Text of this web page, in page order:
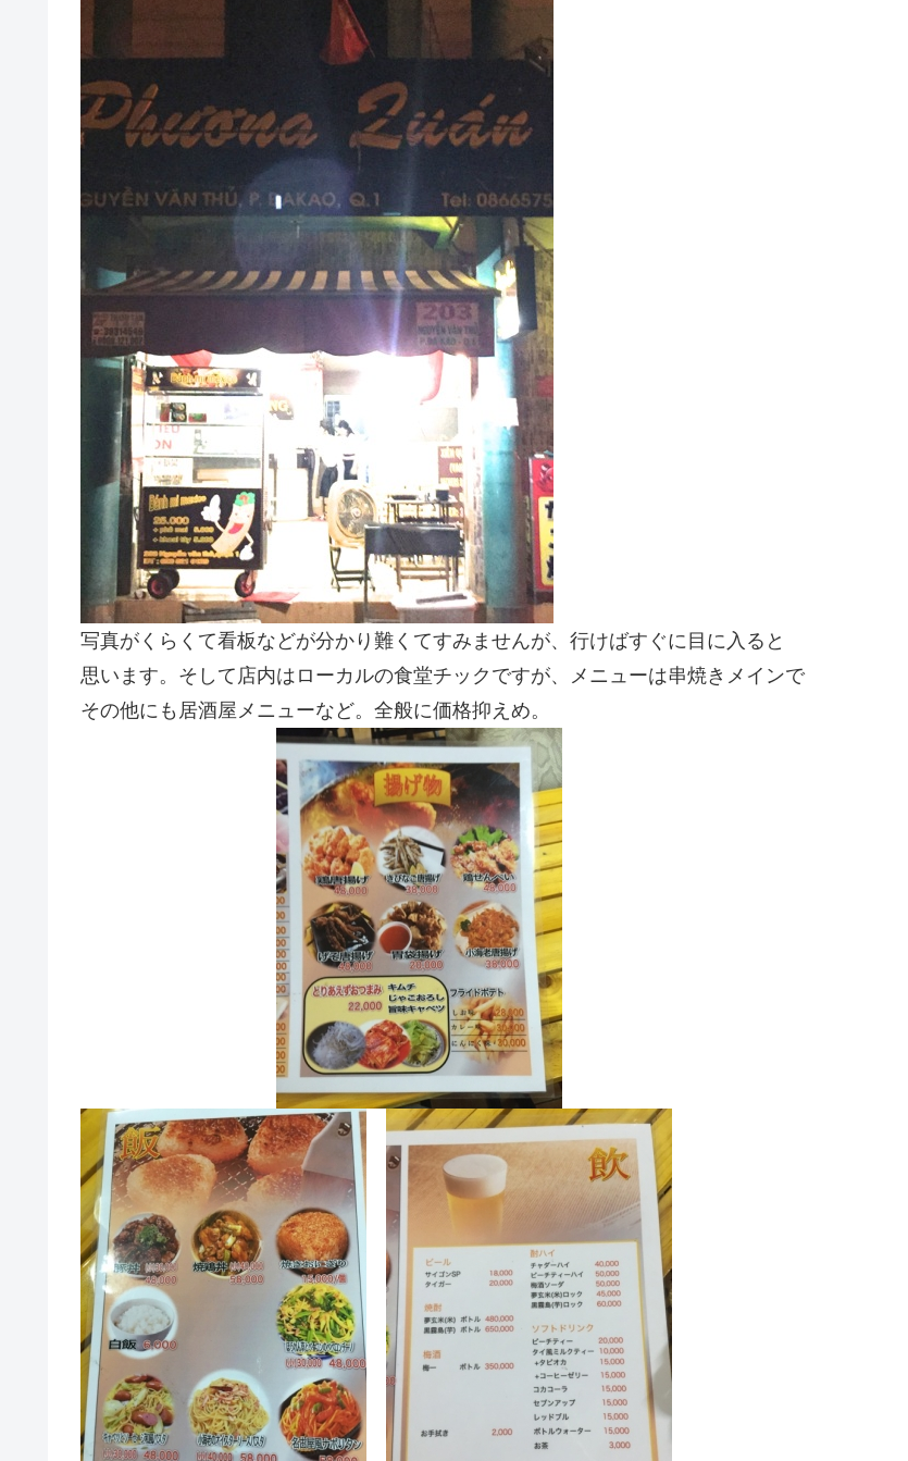
写真がくらくて看板などが分かり難くてすみませんが、行けばすぐに目に入ると
思います。そして店内はローカルの食堂チックですが、メニューは串焼きメインで
その他にも居酒屋メニューなど。全般に価格抑えめ。